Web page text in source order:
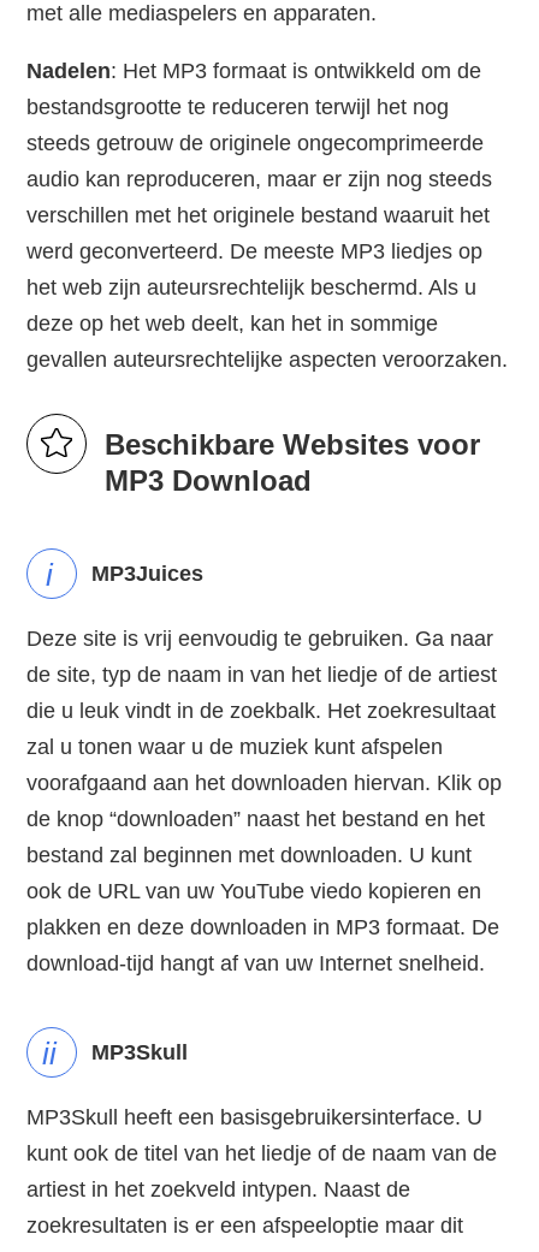
met alle mediaspelers en apparaten.
Nadelen: Het MP3 formaat is ontwikkeld om de
bestandsgrootte te reduceren terwijl het nog
steeds getrouw de originele ongecomprimeerde
audio kan reproduceren, maar er zijn nog steeds
verschillen met het originele bestand waaruit het
werd geconverteerd. De meeste MP3 liedjes op
het web zijn auteursrechtelijk beschermd. Als u
deze op het web deelt, kan het in sommige
gevallen auteursrechtelijke aspecten veroorzaken.
Beschikbare Websites voor
MP3 Download
i MP3Juices
Deze site is vrij eenvoudig te gebruiken. Ga naar
de site, typ de naam in van het liedje of de artiest
die u leuk vindt in de zoekbalk. Het zoekresultaat
zal u tonen waar u de muziek kunt afspelen
voorafgaand aan het downloaden hiervan. Klik op
de knop “downloaden” naast het bestand en het
bestand zal beginnen met downloaden. U kunt
ook de URL van uw YouTube viedo kopieren en
plakken en deze downloaden in MP3 formaat. De
download-tijd hangt af van uw Internet snelheid.
ii MP3Skull
MP3Skull heeft een basisgebruikersinterface. U
kunt ook de titel van het liedje of de naam van de
artiest in het zoekveld intypen. Naast de
zoekresultaten is er een afspeeloptie maar dit